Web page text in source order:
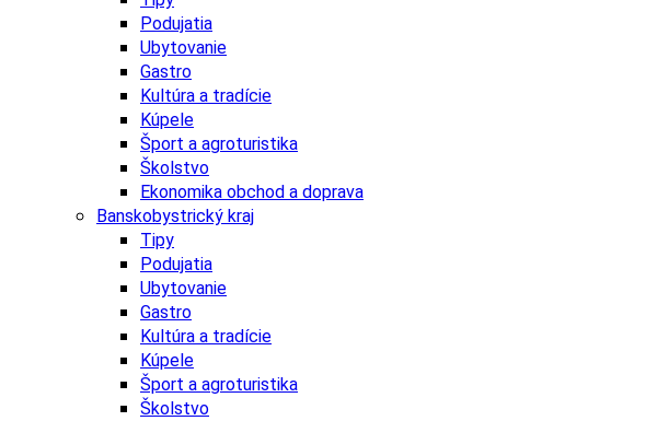
Podujatia
Ubytovanie
Gastro
Kultúra a tradície
Kúpele
Šport a agroturistika
Školstvo
Ekonomika obchod a doprava
Banskobystrický kraj
Tipy
Podujatia
Ubytovanie
Gastro
Kultúra a tradície
Kúpele
Šport a agroturistika
Školstvo